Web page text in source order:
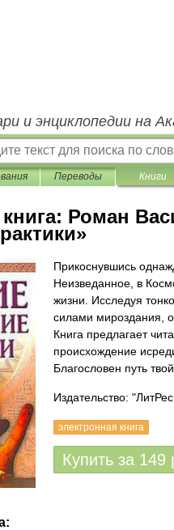
и энциклопедии на
Переводы Книги
Роман
Прикоснувшись
Неизведанное, в
жизни. Исследуя
силами мироздания,
Книга предлагает
происхождение
Благословен путь
Издательство:
электронная книга
Купить за 149